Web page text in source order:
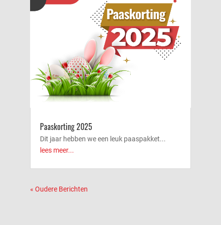
Paaskorting 2025
Dit jaar hebben we een leuk paaspakket...
lees meer...
« Oudere Berichten